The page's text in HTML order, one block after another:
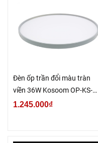
Đèn ốp trần đổi màu tràn
viền 36W Kosoom OP-KS-
HPB-36-DM
1.245.000₫